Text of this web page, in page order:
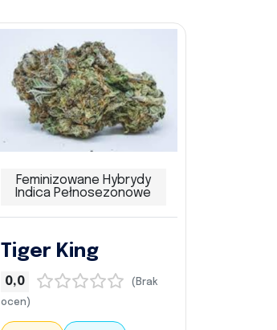
Feminizowane Hybrydy
Indica Pełnosezonowe
Tiger King
0,0
(Brak
ocen)